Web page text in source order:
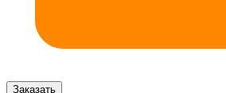
Заказать